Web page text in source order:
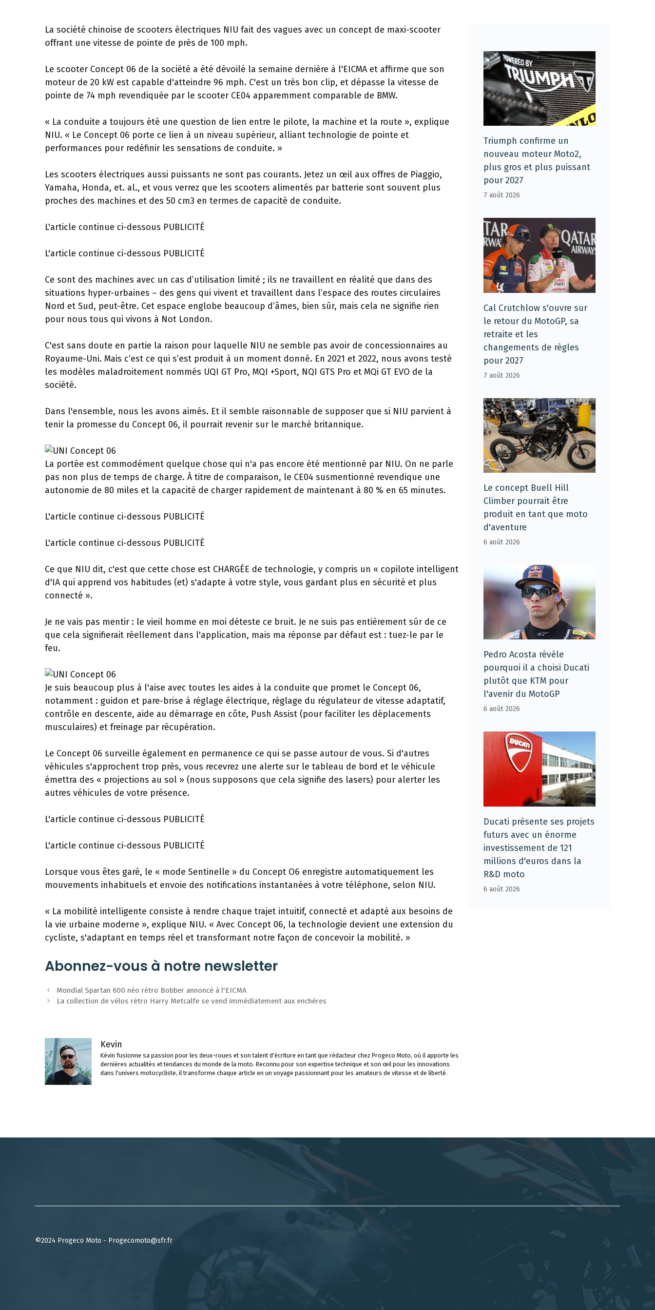
La société chinoise de scooters électriques NIU fait des vagues avec un concept de maxi-scooter
offrant une vitesse de pointe de près de 100 mph.
Le scooter Concept 06 de la société a été dévoilé la semaine dernière à l'EICMA et affirme que son
moteur de 20 kW est capable d'atteindre 96 mph. C'est un très bon clip, et dépasse la vitesse de
pointe de 74 mph revendiquée par le scooter CE04 apparemment comparable de BMW.
« La conduite a toujours été une question de lien entre le pilote, la machine et la route », explique
NIU. « Le Concept 06 porte ce lien à un niveau supérieur, alliant technologie de pointe et
performances pour redéfinir les sensations de conduite. »
Les scooters électriques aussi puissants ne sont pas courants. Jetez un œil aux offres de Piaggio,
Yamaha, Honda, et. al., et vous verrez que les scooters alimentés par batterie sont souvent plus
proches des machines et des 50 cm3 en termes de capacité de conduite.
L'article continue ci-dessous PUBLICITÉ
L'article continue ci-dessous PUBLICITÉ
Ce sont des machines avec un cas d’utilisation limité ; ils ne travaillent en réalité que dans des
situations hyper-urbaines – des gens qui vivent et travaillent dans l’espace des routes circulaires
Nord et Sud, peut-être. Cet espace englobe beaucoup d’âmes, bien sûr, mais cela ne signifie rien
pour nous tous qui vivons à Not London.
C'est sans doute en partie la raison pour laquelle NIU ne semble pas avoir de concessionnaires au
Royaume-Uni. Mais c’est ce qui s’est produit à un moment donné. En 2021 et 2022, nous avons testé
les modèles maladroitement nommés UQI GT Pro, MQI +Sport, NQI GTS Pro et MQi GT EVO de la
société.
Dans l'ensemble, nous les avons aimés. Et il semble raisonnable de supposer que si NIU parvient à
tenir la promesse du Concept 06, il pourrait revenir sur le marché britannique.
La portée est commodément quelque chose qui n'a pas encore été mentionné par NIU. On ne parle
pas non plus de temps de charge. À titre de comparaison, le CE04 susmentionné revendique une
autonomie de 80 miles et la capacité de charger rapidement de maintenant à 80 % en 65 minutes.
L'article continue ci-dessous PUBLICITÉ
L'article continue ci-dessous PUBLICITÉ
Ce que NIU dit, c'est que cette chose est CHARGÉE de technologie, y compris un « copilote intelligent
d'IA qui apprend vos habitudes (et) s'adapte à votre style, vous gardant plus en sécurité et plus
connecté ».
Je ne vais pas mentir : le vieil homme en moi déteste ce bruit. Je ne suis pas entièrement sûr de ce
que cela signifierait réellement dans l'application, mais ma réponse par défaut est : tuez-le par le
feu.
Je suis beaucoup plus à l'aise avec toutes les aides à la conduite que promet le Concept 06,
notamment : guidon et pare-brise à réglage électrique, réglage du régulateur de vitesse adaptatif,
contrôle en descente, aide au démarrage en côte, Push Assist (pour faciliter les déplacements
musculaires) et freinage par récupération.
Le Concept 06 surveille également en permanence ce qui se passe autour de vous. Si d'autres
véhicules s'approchent trop près, vous recevrez une alerte sur le tableau de bord et le véhicule
émettra des « projections au sol » (nous supposons que cela signifie des lasers) pour alerter les
autres véhicules de votre présence.
L'article continue ci-dessous PUBLICITÉ
L'article continue ci-dessous PUBLICITÉ
Lorsque vous êtes garé, le « mode Sentinelle » du Concept O6 enregistre automatiquement les
mouvements inhabituels et envoie des notifications instantanées à votre téléphone, selon NIU.
« La mobilité intelligente consiste à rendre chaque trajet intuitif, connecté et adapté aux besoins de
la vie urbaine moderne », explique NIU. « Avec Concept 06, la technologie devient une extension du
cycliste, s'adaptant en temps réel et transformant notre façon de concevoir la mobilité. »
Abonnez-vous à notre newsletter
Navigation
des
Mondial Spartan 600 néo rétro Bobber annoncé à l'EICMA
La collection de vélos rétro Harry Metcalfe se vend immédiatement aux enchères
Kevin
Kévin fusionne sa passion pour les deux-roues et son talent d'écriture en tant que rédacteur chez Progeco Moto, où il apporte les
dernières actualités et tendances du monde de la moto. Reconnu pour son expertise technique et son œil pour les innovations
dans l'univers motocycliste, il transforme chaque article en un voyage passionnant pour les amateurs de vitesse et de liberté.
Triumph confirme un
nouveau moteur Moto2,
plus gros et plus puissant
pour 2027
7 août 2026
Cal Crutchlow s'ouvre sur
le retour du MotoGP, sa
retraite et les
changements de règles
pour 2027
7 août 2026
Le concept Buell Hill
Climber pourrait être
produit en tant que moto
d'aventure
6 août 2026
Pedro Acosta révèle
pourquoi il a choisi Ducati
plutôt que KTM pour
l'avenir du MotoGP
6 août 2026
Ducati présente ses projets
futurs avec un énorme
investissement de 121
millions d'euros dans la
R&D moto
6 août 2026
©2024 Progeco Moto - Progecomoto@sfr.fr